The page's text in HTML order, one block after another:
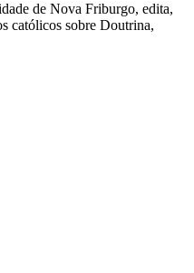
de Nova Friburgo, edita,
católicos sobre Doutrina,